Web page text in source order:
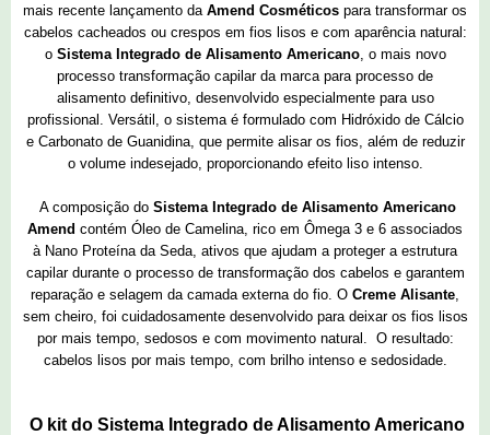
mais recente lançamento da Amend Cosméticos para transformar os
cabelos cacheados ou crespos em fios lisos e com aparência natural:
o Sistema Integrado de Alisamento Americano, o mais novo
processo transformação capilar da marca para processo de
alisamento definitivo, desenvolvido especialmente para uso
profissional. Versátil, o sistema é formulado com Hidróxido de Cálcio
e Carbonato de Guanidina, que permite alisar os fios, além de reduzir
o volume indesejado, proporcionando efeito liso intenso.
A composição do Sistema Integrado de Alisamento Americano
Amend contém Óleo de Camelina, rico em Ômega 3 e 6 associados
à Nano Proteína da Seda, ativos que ajudam a proteger a estrutura
capilar durante o processo de transformação dos cabelos e garantem
reparação e selagem da camada externa do fio. O Creme Alisante
sem cheiro, foi cuidadosamente desenvolvido para deixar os fios lisos
por mais tempo, sedosos e com movimento natural. O resultado:
cabelos lisos por mais tempo, com brilho intenso e sedosidade.
O kit do Sistema Integrado de Alisamento Americano